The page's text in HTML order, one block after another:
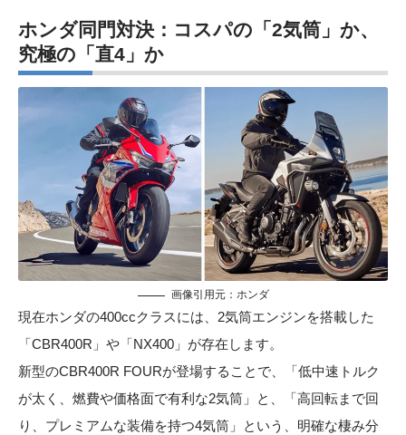
ホンダ同門対決：コスパの「2気筒」か、
究極の「直4」か
画像引用元：ホンダ
現在ホンダの400ccクラスには、2気筒エンジンを搭載した
「CBR400R」や「NX400」が存在します。
新型のCBR400R FOURが登場することで、「低中速トルク
が太く、燃費や価格面で有利な2気筒」と、「高回転まで回
り、プレミアムな装備を持つ4気筒」という、明確な棲み分